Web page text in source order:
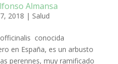
Almansa
2018 | Salud
officinalis conocida
en España, es un arbusto
perennes, muy ramificado